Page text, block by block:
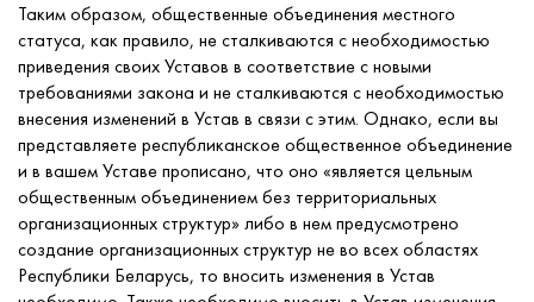
Таким образом, общественные объединения местного
статуса, как правило, не сталкиваются с необходимостью
приведения своих Уставов в соответствие с новыми
требованиями закона и не сталкиваются с необходимостью
внесения изменений в Устав в связи с этим. Однако, если вы
представляете республиканское общественное объединение
и в вашем Уставе прописано, что оно «является цельным
общественным объединением без территориальных
организационных структур» либо в нем предусмотрено
создание организационных структур не во всех областях
Республики Беларусь, то вносить изменения в Устав